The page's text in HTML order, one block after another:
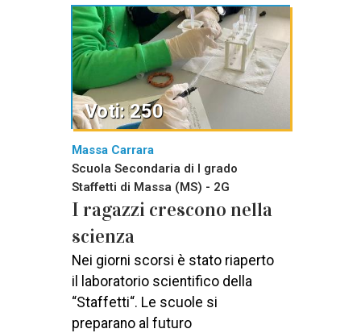
Massa Carrara
Scuola Secondaria di I grado
Staffetti di Massa (MS) - 2G
I ragazzi crescono nella
scienza
Nei giorni scorsi è stato riaperto
il laboratorio scientifico della
“Staffetti“. Le scuole si
preparano al futuro
Voti: 250